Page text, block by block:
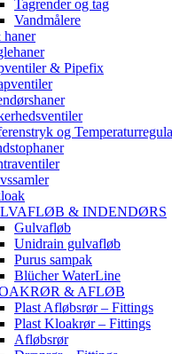
Tagrender og tag
Vandmålere
& Pipefix
og
& INDENDØRS
Gulvafløb
Unidrain gulvafløb
Purus sampak
Blücher WaterLine
& AFLØB
Plast Afløbsrør – Fittings
Plast Kloakrør – Fittings
Afløbsrør